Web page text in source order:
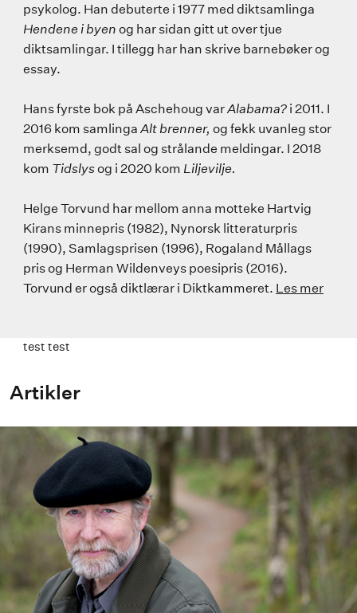
psykolog. Han debuterte i 1977 med diktsamlinga
Hendene i byen og har sidan gitt ut over tjue
diktsamlingar. I tillegg har han skrive barnebøker og
essay.
Hans fyrste bok på Aschehoug varAlabama? i 2011. I
2016 kom samlinga Alt brenner, og fekk uvanleg stor
merksemd, godt sal og strålande meldingar. I 2018
kom Tidslysog i 2020 kom Liljevilje.
Helge Torvund har mellom anna motteke Hartvig
Kirans minnepris (1982), Nynorsk litteraturpris
(1990), Samlagsprisen (1996), Rogaland Mållags
pris og Herman Wildenveys poesipris (2016).
Torvund er også diktlærar i Diktkammeret. Les mer
test test
Artikler